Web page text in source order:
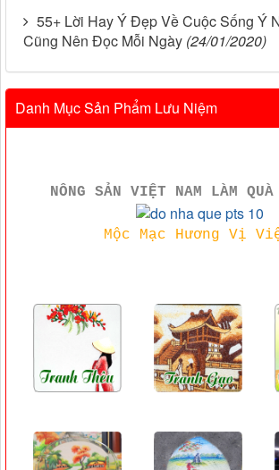
55+ Lời Hay Ý Đẹp Về Cuộc Sống Ý
Cũng Nên Đọc Mỗi Ngày (24/01/2020)
Danh Mục Sản Phẩm Lưu Niệm
NÔNG SẢN VIỆT NAM LÀM
Mộc Mạc Hương Vị